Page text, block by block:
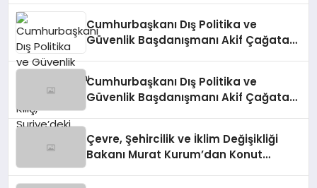
Cumhurbaşkanı Dış Politika ve
Güvenlik Başdanışmanı Akif Çağatay
Cumhurbaşkanı Dış Politika ve
Güvenlik Başdanışmanı Akif Çağatay
Çevre, Şehircilik ve İklim Değişikliği
Bakanı Murat Kurum’dan Konut